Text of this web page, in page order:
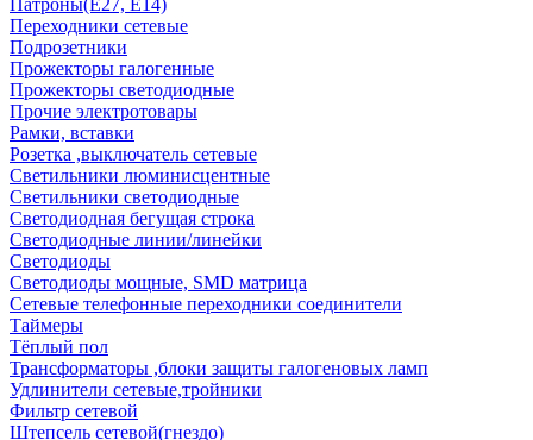
Патроны(Е27, Е14)
Переходники сетевые
Подрозетники
Прожекторы галогенные
Прожекторы светодиодные
Прочие электротовары
Рамки, вставки
Розетка ,выключатель сетевые
Светильники люминисцентные
Светильники светодиодные
Светодиодная бегущая строка
Светодиодные линии/линейки
Светодиоды
Светодиоды мощные, SMD матрица
Сетевые телефонные переходники соединители
Таймеры
Тёплый пол
Трансформаторы ,блоки защиты галогеновых ламп
Удлинители сетевые,тройники
Фильтр сетевой
Штепсель сетевой(гнездо)